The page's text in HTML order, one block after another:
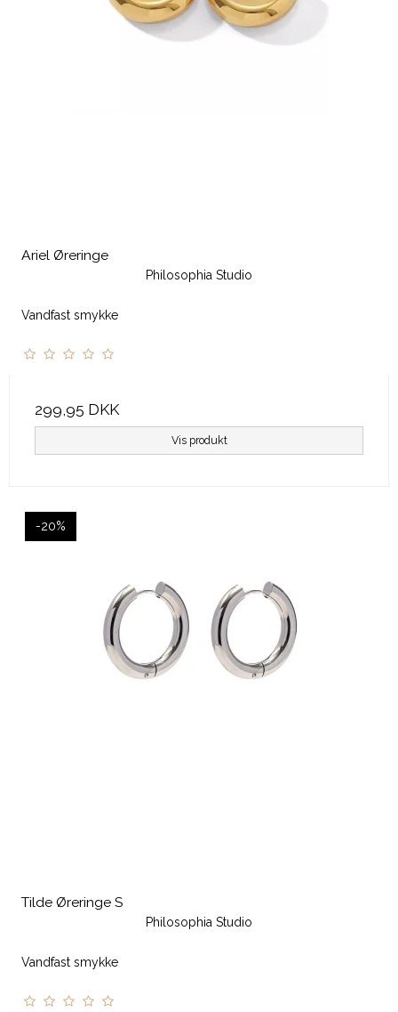
Ariel Øreringe
Philosophia Studio
Vandfast smykke
299,95 DKK
Vis produkt
-20%
Tilde Øreringe S
Philosophia Studio
Vandfast smykke